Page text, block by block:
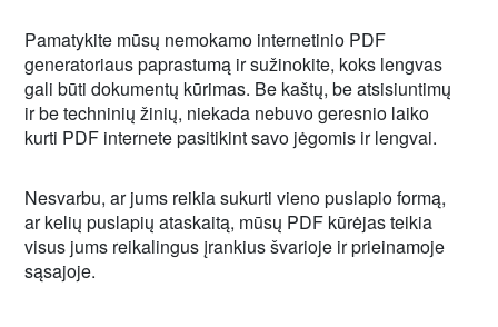
Pamatykite mūsų nemokamo internetinio PDF
generatoriaus paprastumą ir sužinokite, koks lengvas
gali būti dokumentų kūrimas. Be kaštų, be atsisiuntimų
ir be techninių žinių, niekada nebuvo geresnio laiko
kurti PDF internete pasitikint savo jėgomis ir lengvai.
Nesvarbu, ar jums reikia sukurti vieno puslapio formą,
ar kelių puslapių ataskaitą, mūsų PDF kūrėjas teikia
visus jums reikalingus įrankius švarioje ir prieinamoje
sąsajoje.